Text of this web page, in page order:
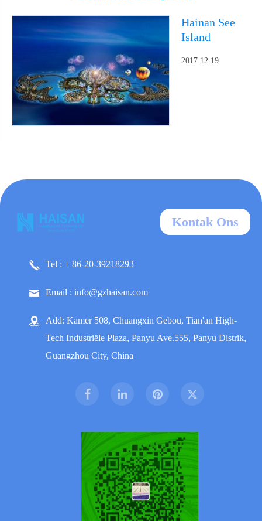
Hainan See
Island
2017.12.19
Kontak Ons
Tel : + 86-20-39218293
Email : info@gzhaisan.com
Add: Kamer 508, Chuangxin Gebou, Tian'an High-
Tech Industriële Plaza, Panyu Ave.555, Panyu Distrik,
Guangzhou City, China